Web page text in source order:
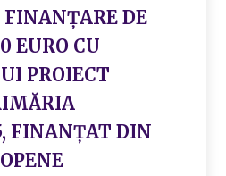
DE
EURO CU
PROIECT
FINANȚAT DIN